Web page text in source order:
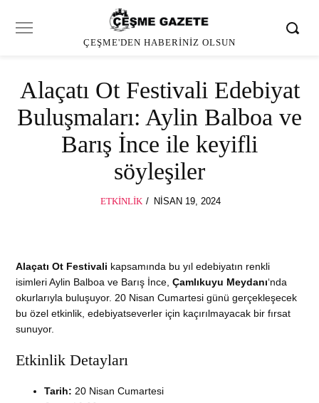
ÇEŞME'DEN HABERINIZ OLSUN
Alaçatı Ot Festivali Edebiyat
Buluşmaları: Aylin Balboa ve
Barış İnce ile keyifli
söyleşiler
ETKINLIK
POSTED
NISAN 19, 2024
Alaçatı Ot Festivali kapsamında bu yıl edebiyatın renkli
isimleri Aylin Balboa ve Barış İnce,Çamlıkuyu Meydanı‘nda
okurlarıyla buluşuyor. 20 Nisan Cumartesi günü gerçekleşecek
bu özel etkinlik, edebiyatseverler için kaçırılmayacak bir fırsat
sunuyor.
Etkinlik Detayları
Tarih: 20 Nisan Cumartesi